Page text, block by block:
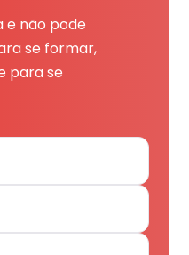
e não pode
se formar,
para se